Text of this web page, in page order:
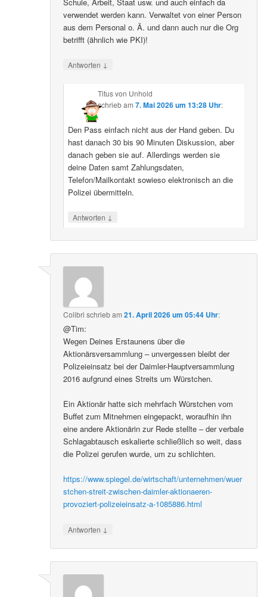
verwendet werden kann. Verwaltet von einer Person
aus dem Personal o. Ä. und dann auch nur die Org
betrifft (ähnlich wie PKI)!
Antworten ↓
Titus von Unhold
schriebam 7. Mai 2026 um 13:28 Uhr:
Den Pass einfach nicht aus der Hand geben. Du
hast danach 30 bis 90 Minuten Diskussion, aber
danach geben sie auf. Allerdings werden sie
deine Daten samt Zahlungsdaten,
Telefon/Mailkontakt sowieso elektronisch an die
Polizei übermitteln.
Antworten ↓
Colibri schriebam21. April 2026 um 05:44 Uhr:
@Tim:
Wegen Deines Erstaunens über die
Aktionärsversammlung – unvergessen bleibt der
Polizeieinsatz bei der Daimler-Hauptversammlung
2016 aufgrund eines Streits um Würstchen.
Ein Aktionär hatte sich mehrfach Würstchen vom
Buffet zum Mitnehmen eingepackt, woraufhin ihn
eine andere Aktionärin zur Rede stellte – der verbale
Schlagabtausch eskalierte schließlich so weit, dass
die Polizei gerufen wurde, um zu schlichten.
https://www.spiegel.de/wirtschaft/unternehmen/wuer
stchen-streit-zwischen-daimler-aktionaeren-
provoziert-polizeieinsatz-a-1085886.html
Antworten ↓